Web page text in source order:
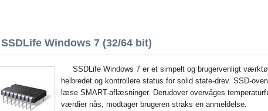
SSDLife Windows 7 (32/64 bit)
SSDLife Windows 7 er et simpelt og brugervenligt
helbredet og kontrollere status for solid state-drev. SSD-
læse SMART-aflæsninger. Derudover overvåges
værdier nås, modtager brugeren straks en anmeldelse.